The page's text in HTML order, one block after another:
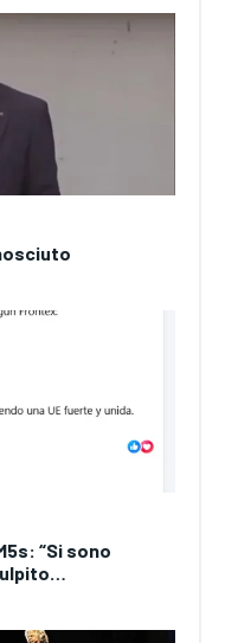
“Si sono